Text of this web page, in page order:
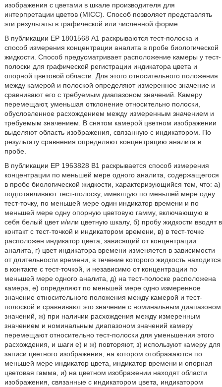
изображения с цветами в шкале производителя для
интерпретации цветов (MICC). Способ позволяет представлять
эти результаты в графической или численной форме.
В публикации ЕР 1801568 А1 раскрываются тест-полоска и
способ измерения концентрации аналита в пробе биологической
жидкости. Способ предусматривает расположение камеры у тест-
полоски для графической регистрации индикатора цвета и
опорной цветовой области. Для этого относительного положения
между камерой и полоской определяют измеренное значение и
сравнивают его с требуемым диапазоном значений. Камеру
перемещают, уменьшая отклонение относительно полоски,
обусловленное расхождением между измеренным значением и
требуемым значением. В снятом камерой цветном изображении
выделяют область изображения, связанную с индикатором. По
результату сравнения определяют концентрацию аналита в
пробе.
В публикации ЕР 1963828 В1 раскрывается способ измерения
концентрации по меньшей мере одного аналита, содержащегося
в пробе биологической жидкости, характеризующийся тем, что: а)
подготавливают тест-полоску, имеющую по меньшей мере одну
тест-точку, по меньшей мере один индикатор времени и по
меньшей мере одну опорную цветовую гамму, включающую в
себя белый цвет и/или цветную шкалу, б) пробу жидкости вводят в
контакт с тест-точкой и индикатором времени, в) в тест-точке
расположен индикатор цвета, зависящий от концентрации
аналита, г) цвет индикатора времени изменяется в зависимости
от длительности времени, в течение которого жидкость находится
в контакте с тест-точкой, и независимо от концентрации по
меньшей мере одного аналита, д) на тест-полоске расположена
камера, е) определяют по меньшей мере одно измеренное
значение относительного положения между камерой и тест-
полоской и сравнивают это значение с номинальным диапазоном
значений, ж) при наличии расхождения между измеренным
значением и номинальным диапазоном значений камеру
перемещают относительно тест-полоски для уменьшения этого
расхождения, и шаги е) и ж) повторяют, з) используют камеру для
записи цветного изображения, на котором отображаются по
меньшей мере индикатор цвета, индикатор времени и опорная
цветовая гамма, и) на цветном изображении находят области
изображения, связанные с индикатором цвета, индикатором